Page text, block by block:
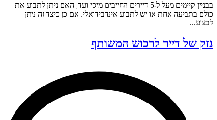
בבניין קיימים מעל ל-5 דיירים החייבים מיסי ועד, האם ניתן לתבוע את
כולם בתביעה אחת או יש לתבוע אינדבידואלי, אם כן כיצד זה ניתן
לבצוע...
נזק של דייר לרכוש המשותף